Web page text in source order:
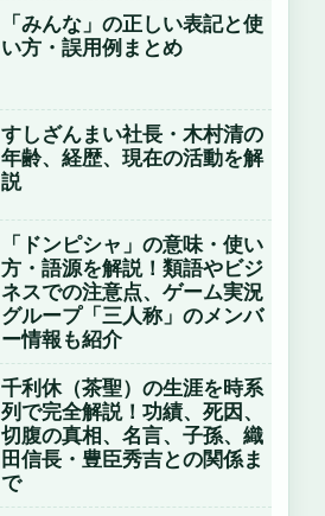
「みんな」の正しい表記と使
い方・誤用例まとめ
すしざんまい社長・木村清の
年齢、経歴、現在の活動を解
説
「ドンピシャ」の意味・使い
方・語源を解説！類語やビジ
ネスでの注意点、ゲーム実況
グループ「三人称」のメンバ
ー情報も紹介
千利休（茶聖）の生涯を時系
列で完全解説！功績、死因、
切腹の真相、名言、子孫、織
田信長・豊臣秀吉との関係ま
で